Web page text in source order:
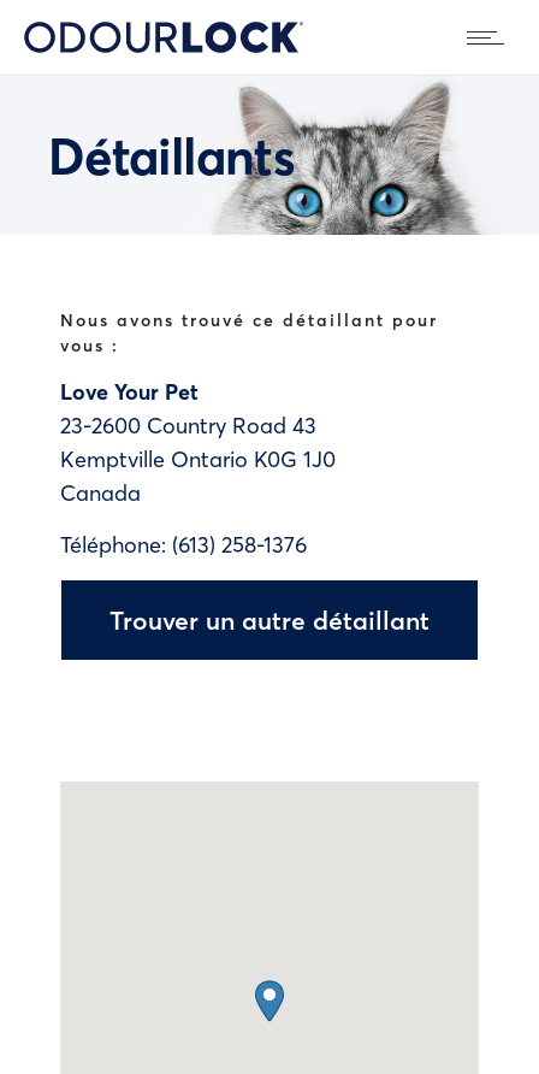
Détaillants
Nous avons trouvé ce détaillant pour
vous :
Love Your Pet
23-2600 Country Road 43
Kemptville Ontario K0G 1J0
Canada
Téléphone: (613) 258-1376
Trouver un autre détaillant